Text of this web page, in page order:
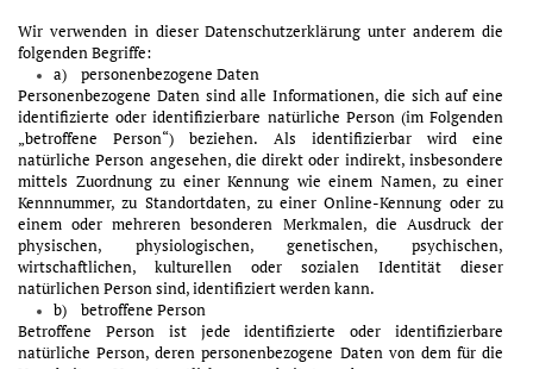
Wir verwenden in dieser Datenschutzerklärung unter anderem die
folgenden Begriffe:
a) personenbezogene Daten
Personenbezogene Daten sind alle Informationen, die sich auf eine
identifizierte oder identifizierbare natürliche Person (im Folgenden
„betroffene Person“) beziehen. Als identifizierbar wird eine
natürliche Person angesehen, die direkt oder indirekt, insbesondere
mittels Zuordnung zu einer Kennung wie einem Namen, zu einer
Kennnummer, zu Standortdaten, zu einer Online-Kennung oder zu
einem oder mehreren besonderen Merkmalen, die Ausdruck der
physischen, physiologischen, genetischen, psychischen,
wirtschaftlichen, kulturellen oder sozialen Identität dieser
natürlichen Person sind, identifiziert werden kann.
b) betroffene Person
Betroffene Person ist jede identifizierte oder identifizierbare
natürliche Person, deren personenbezogene Daten von dem für die